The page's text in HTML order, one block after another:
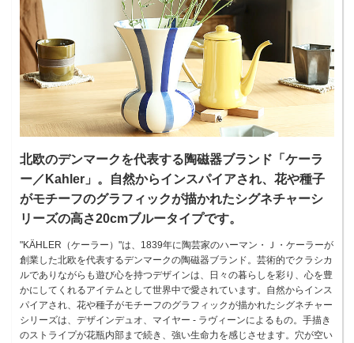
北欧のデンマークを代表する陶磁器ブランド「ケーラ
ー／Kahler」。自然からインスパイアされ、花や種子
がモチーフのグラフィックが描かれたシグネチャーシ
リーズの高さ20cmブルータイプです。
"KÄHLER（ケーラー）"は、1839年に陶芸家のハーマン・Ｊ・ケーラーが
創業した北欧を代表するデンマークの陶磁器ブランド。芸術的でクラシカ
ルでありながらも遊び心を持つデザインは、日々の暮らしを彩り、心を豊
かにしてくれるアイテムとして世界中で愛されています。自然からインス
パイアされ、花や種子がモチーフのグラフィックが描かれたシグネチャー
シリーズは、デザインデュオ、マイヤー - ラヴィーンによるもの。手描き
のストライプが花瓶内部まで続き、強い生命力を感じさせます。穴が空い